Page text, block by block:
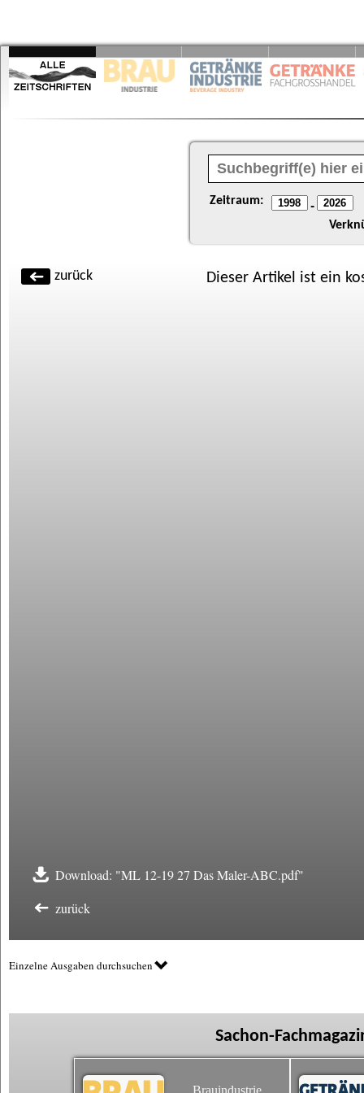
Zeitraum: -
zurück Dieser Artikel ist ein
Download: "ML 12-19 27 Das Maler-ABC.pdf"
zurück
Einzelne Ausgaben durchsuchen
Sachon-
Brauindustrie